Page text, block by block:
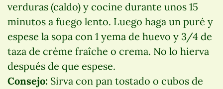
verduras (caldo) y cocine durante unos 15
minutos a fuego lento. Luego haga un puré y
espese la sopa con 1 yema de huevo y 3/4 de
taza de crème fraîche o crema. No lo hierva
después de que espese.
Consejo: Sirva con pan tostado o cubos de